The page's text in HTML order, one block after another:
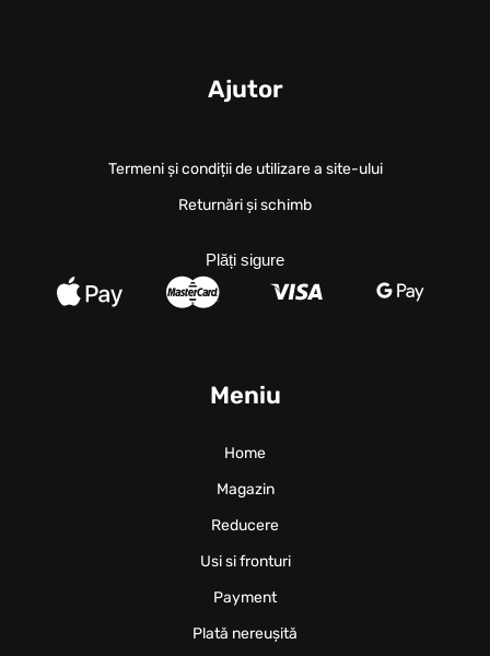
Meniu
Home
Magazin
Reducere
Usi si fronturi
Payment
Plată nereușită
Ajutor
Termeni și condiții de utilizare a site-ului
Returnări și schimb
Plăți sigure